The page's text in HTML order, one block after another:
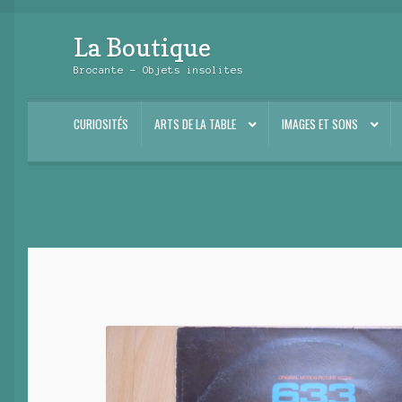
Aller
à
navigation
Aller
au
La Boutique
Brocante – Objets insolites
CURIOSITÉS ARTS DE LA TABLE IMAGES ET SONS